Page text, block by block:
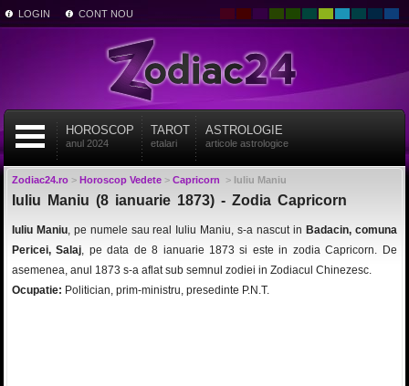
LOGIN CONT NOU
HOROSCOP
anul 2024
TAROT
etalari
ASTROLOGIE
articole astrologice
Zodiac24.ro> Horoscop Vedete> Capricorn > Iuliu Maniu
Iuliu Maniu (8 ianuarie 1873) - Zodia Capricorn
Iuliu Maniu, pe numele sau real Iuliu Maniu, s-a nascut in Badacin, comuna
Pericei, Salaj, pe data de 8 ianuarie 1873 si este in zodia Capricorn. De
asemenea, anul 1873 s-a aflat sub semnul zodiei in Zodiacul Chinezesc.
Ocupatie: Politician, prim-ministru, presedinte P.N.T.